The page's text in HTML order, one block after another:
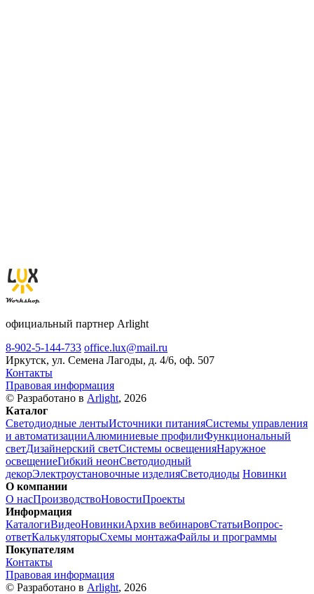
официальный партнер Arlight
8-902-5-144-733 office.lux@mail.ru
Иркутск, ул. Семена Лагоды, д. 4/6, оф. 507
Контакты
Правовая информация
© Разработано в Arlight, 2026
Каталог
Светодиодные лентыИсточники питанияСистемы управления
и автоматизацииАлюминиевые профилиФункциональный
светДизайнерский светСистемы освещенияНаружное
освещениеГибкий неонСветодиодный
декорЭлектроустановочные изделияСветодиоды Новинки
О компании
О насПроизводствоНовостиПроекты
Информация
КаталогиВидеоНовинкиАрхив вебинаровСтатьиВопрос-
ответКалькуляторыСхемы монтажаФайлы и программы
Покупателям
Контакты
Правовая информация
© Разработано в Arlight, 2026